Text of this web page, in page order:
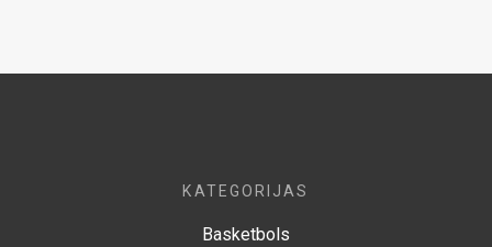
KATEGORIJAS
Basketbols